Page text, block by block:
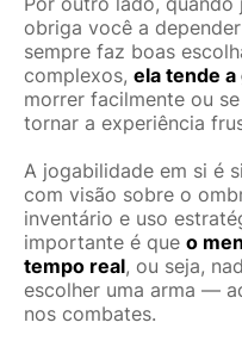
obriga você a
sempre faz boas
complexos, ela tende
morrer facilmente ou
tornar a experiência
A jogabilidade em si é
com visão sobre o
inventário e uso
importante é que o
tempo real, ou seja,
escolher uma arma —
nos combates.